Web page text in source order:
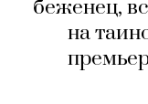
беженец,
на